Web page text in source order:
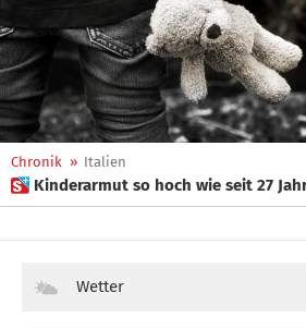
Chronik » Italien
 Kinderarmut so hoch wie seit 27
Wetter